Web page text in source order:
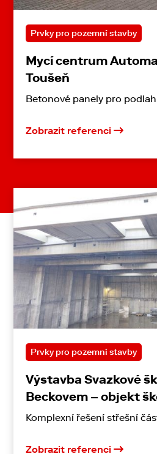
Prvky pro pozemní stavby
Mycí centrum
Toušeň
Betonové panely pro
Zobrazit referenci
Prvky pro pozemní stavby
Výstavba Svazkové
Beckovem – objekt
Komplexní řešení střešní
Zobrazit referenci